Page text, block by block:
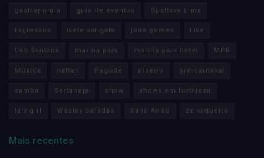
gastronomia guia de eventos Gusttavo Lima
ingressos ivete sangalo joão gomes Live
Léo Santana marina park marina park hotel MPB
Música nattan Pagode piseiro pré-carnaval
samba Sertanejo show shows em fortaleza
taty girl Wesley Safadão Xand Avião zé vaqueiro
Mais recentes